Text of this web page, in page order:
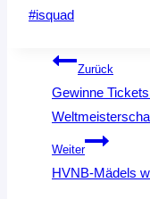
Schlagworte:
#isquad
Zurück
Gewinne
Weiter
HVNB-Mädels